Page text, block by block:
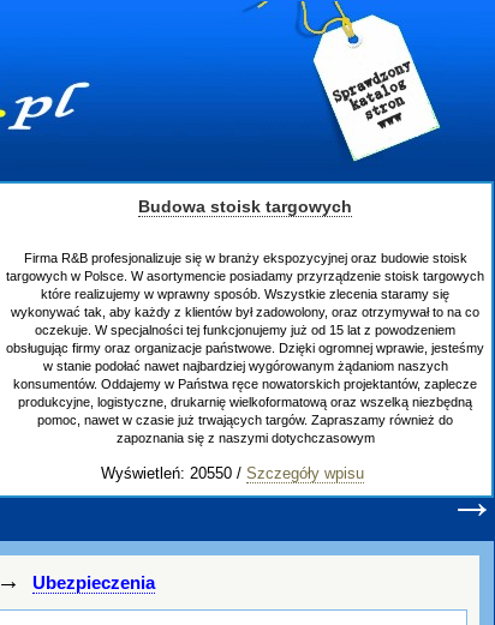
Budowa stoisk targowych
Firma R&B profesjonalizuje się w branży ekspozycyjnej oraz budowie stoisk
targowych w Polsce. W asortymencie posiadamy przyrządzenie stoisk targowych
które realizujemy w wprawny sposób. Wszystkie zlecenia staramy się
wykonywać tak, aby każdy z klientów był zadowolony, oraz otrzymywał to na co
oczekuje. W specjalności tej funkcjonujemy już od 15 lat z powodzeniem
obsługując firmy oraz organizacje państwowe. Dzięki ogromnej wprawie, jesteśmy
w stanie podołać nawet najbardziej wygórowanym żądaniom naszych
konsumentów. Oddajemy w Państwa ręce nowatorskich projektantów, zaplecze
produkcyjne, logistyczne, drukarnię wielkoformatową oraz wszelką niezbędną
pomoc, nawet w czasie już trwających targów. Zapraszamy również do
zapoznania się z naszymi dotychczasowym
Wyświetleń: 20550 / Szczegóły wpisu
→
→ Ubezpieczenia